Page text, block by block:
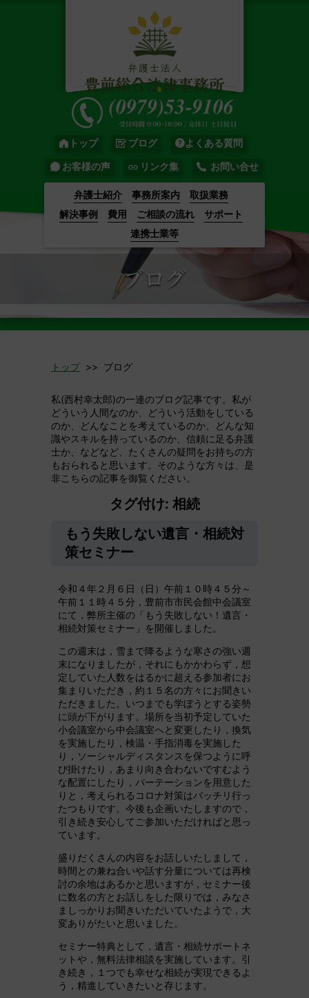
トップ ブログ よくある質問
お客様の声 リンク集 お問い合せ
弁護士紹介 事務所案内
取扱業務
解決事例
費用 ご相談の流れ
サポート
連携士業等
トップ>> ブログ
私(西村幸太郎)の一連のブログ記事です。私が
どういう人間なのか、どういう活動をしている
のか、どんなことを考えているのか、どんな知
識やスキルを持っているのか、信頼に足る弁護
士か、などなど、たくさんの疑問をお持ちの方
もおられると思います。そのような方々は、是
非こちらの記事を御覧ください。
タグ付け: 相続
もう失敗しない遺言・相続対
策セミナー
令和４年２月６日（日）午前１０時４５分～
午前１１時４５分，豊前市市民会館中会議室
にて，弊所主催の「もう失敗しない！遺言・
相続対策セミナー」を開催しました。
この週末は，雪まで降るような寒さの強い週
末になりましたが，それにもかかわらず，想
定していた人数をはるかに超える参加者にお
集まりいただき，約１５名の方々にお聞きい
ただきました。いつまでも学ぼうとする姿勢
に頭が下がります。場所を当初予定していた
小会議室から中会議室へと変更したり，換気
を実施したり，検温・手指消毒を実施した
り，ソーシャルディスタンスを保つように呼
び掛けたり，あまり向き合わないですむよう
な配置にしたり，パーテーションを用意した
りと，考えられるコロナ対策はバッチリ行っ
たつもりです。今後も企画いたしますので，
引き続き安心してご参加いただければと思っ
ています。
盛りだくさんの内容をお話しいたしまして，
時間との兼ね合いや話す分量については再検
討の余地はあるかと思いますが，セミナー後
に数名の方とお話しをした限りでは，みなさ
ましっかりお聞きいただいていたようで，大
変ありがたいと思いました。
セミナー特典として，遺言・相続サポートネ
ットや，無料法律相談を実施しています。引
き続き，１つでも幸せな相続が実現できるよ
う，精進していきたいと存じます。